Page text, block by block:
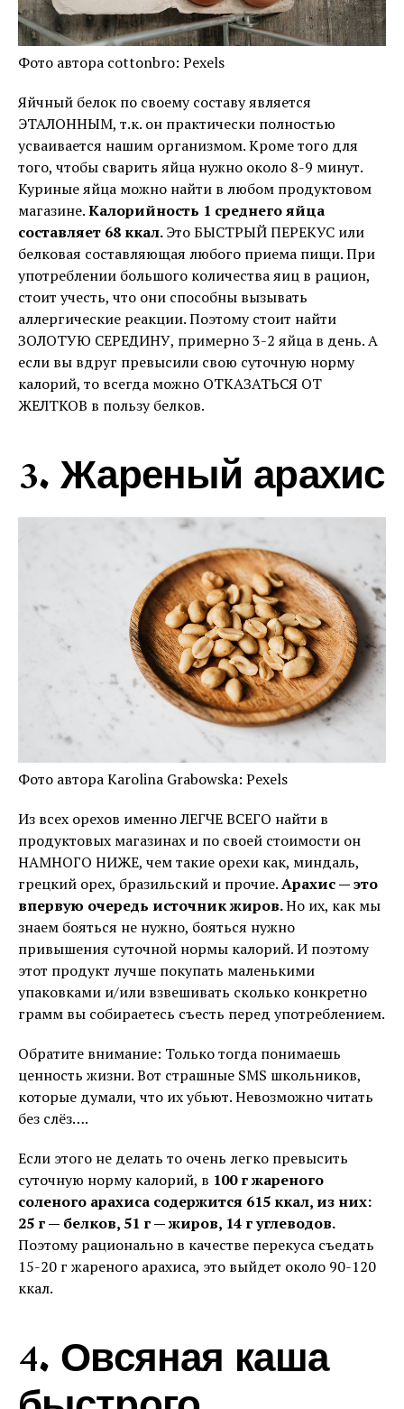
Фото автора cottonbro: Pexels
Яйчный белок по своему составу является
ЭТАЛОННЫМ, т.к. он практически полностью
усваивается нашим организмом. Кроме того для
того, чтобы сварить яйца нужно около 8-9 минут.
Куриные яйца можно найти в любом продуктовом
магазине.Калорийность 1 среднего яйца
составляет 68 ккал.Это БЫСТРЫЙ ПЕРЕКУС или
белковая составляющая любого приема пищи. При
употреблении большого количества яиц в рацион,
стоит учесть, что они способны вызывать
аллергические реакции. Поэтому стоит найти
ЗОЛОТУЮ СЕРЕДИНУ, примерно 3-2 яйца в день. А
если вы вдруг превысили свою суточную норму
калорий, то всегда можно ОТКАЗАТЬСЯ ОТ
ЖЕЛТКОВ в пользу белков.
3. Жареный арахис
Фото автора Karolina Grabowska: Pexels
Из всех орехов именно ЛЕГЧЕ ВСЕГО найти в
продуктовых магазинах и по своей стоимости он
НАМНОГО НИЖЕ, чем такие орехи как, миндаль,
грецкий орех, бразильский и прочие.Арахис — это
впервую очередь источник жиров.Но их, как мы
знаем бояться не нужно, бояться нужно
привышения суточной нормы калорий. И поэтому
этот продукт лучше покупать маленькими
упаковками и/или взвешивать сколько конкретно
грамм вы собираетесь съесть перед употреблением.
Обратите внимание: Только тогда понимаешь
ценность жизни. Вот страшные SMS школьников,
которые думали, что их убьют. Невозможно читать
без слёз….
Если этого не делать то очень легко превысить
суточную норму калорий, в 100 г жареного
соленого арахиса содержится 615 ккал, из них:
25 г — белков, 51 г — жиров, 14 г углеводов.
Поэтому рационально в качестве перекуса съедать
15-20 г жареного арахиса, это выйдет около 90-120
ккал.
4. Овсяная каша